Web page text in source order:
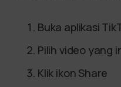
Buka aplikasi
Pilih video yang
Klik ikon Share